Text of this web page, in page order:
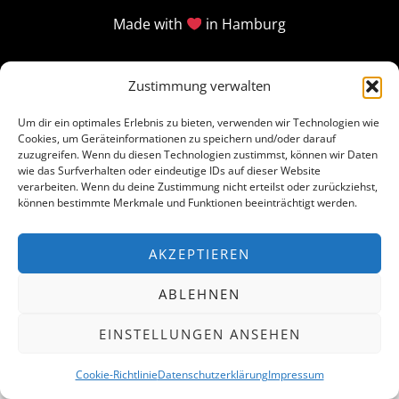
Zustimmung verwalten
Um dir ein optimales Erlebnis zu bieten, verwenden wir Technologien wie
Cookies, um Geräteinformationen zu speichern und/oder darauf
zuzugreifen. Wenn du diesen Technologien zustimmst, können wir Daten
wie das Surfverhalten oder eindeutige IDs auf dieser Website
verarbeiten. Wenn du deine Zustimmung nicht erteilst oder zurückziehst,
können bestimmte Merkmale und Funktionen beeinträchtigt werden.
AKZEPTIEREN
ABLEHNEN
EINSTELLUNGEN ANSEHEN
Cookie-RichtlinieDatenschutzerklärungImpressum
Made with in Hamburg